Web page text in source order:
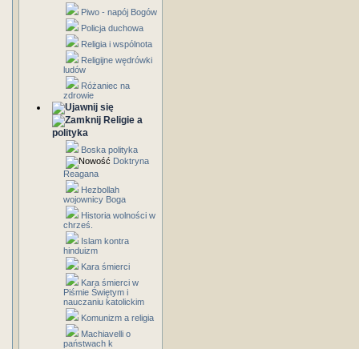
Piwo - napój Bogów
Policja duchowa
Religia i wspólnota
Religijne wędrówki
ludów
Różaniec na
zdrowie
Religie a
polityka
Boska polityka
Doktryna
Reagana
Hezbollah
wojownicy Boga
Historia wolności w
chrześ.
Islam kontra
hinduizm
Kara śmierci
Kara śmierci w
Piśmie Świętym i
nauczaniu katolickim
Komunizm a religia
Machiavelli o
państwach k